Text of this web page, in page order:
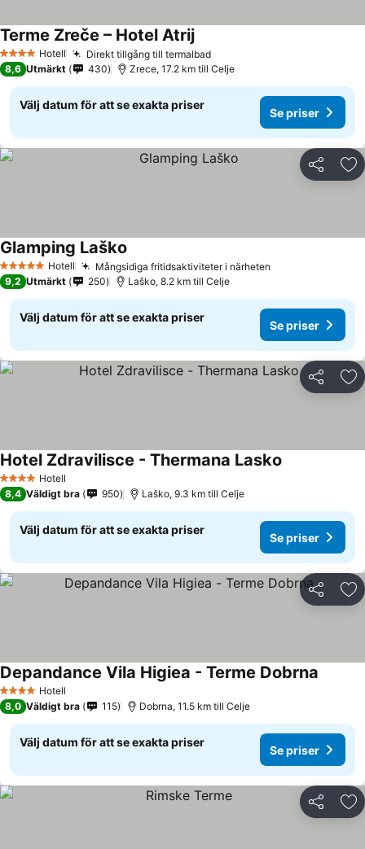
4 StjärnorHotell Direkt tillgång till termalbad
Terme Zreče – Hotel Atrij
8,6 Utmärkt 430 Zrece, 17.2 km till Celje
Välj datum för att se exakta priser
Se priser
Dela
5 Stjärnor Hotell Mångsidiga fritidsaktiviteter i närheten
Glamping Laško
9,2 Utmärkt 250 Laško, 8.2 km till Celje
Välj datum för att se exakta priser
Se priser
Dela
4 StjärnorHotell
Hotel Zdravilisce - Thermana Lasko
8,4 Väldigt bra 950 Laško, 9.3 km till Celje
Välj datum för att se exakta priser
Se priser
Dela
4 StjärnorHotell
Depandance Vila Higiea - Terme Dobrna
8,0 Väldigt bra 115 Dobrna, 11.5 km till Celje
Välj datum för att se exakta priser
Se priser
Dela